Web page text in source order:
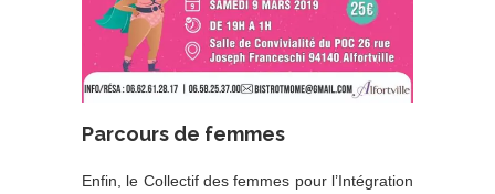
Parcours de femmes
Enfin, le Collectif des femmes pour l’Intégration